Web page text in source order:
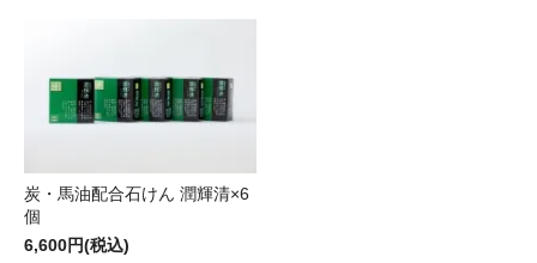
炭・馬油配合石けん 潤輝清×6
個
6,600円(税込)